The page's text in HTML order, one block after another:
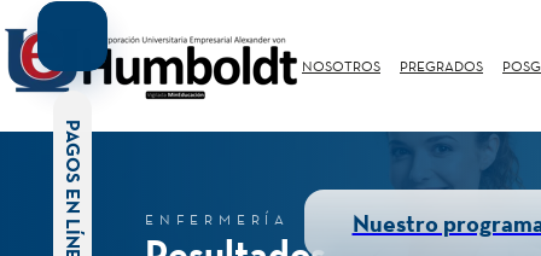
NOSOTROS PREGRADOS
ENFERMERÍA Nuestro
PAGOS EN LÍNEA